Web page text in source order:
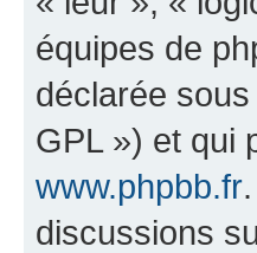
équipes de
déclarée sous
GPL ») et qui
www.phpbb.fr
discussions